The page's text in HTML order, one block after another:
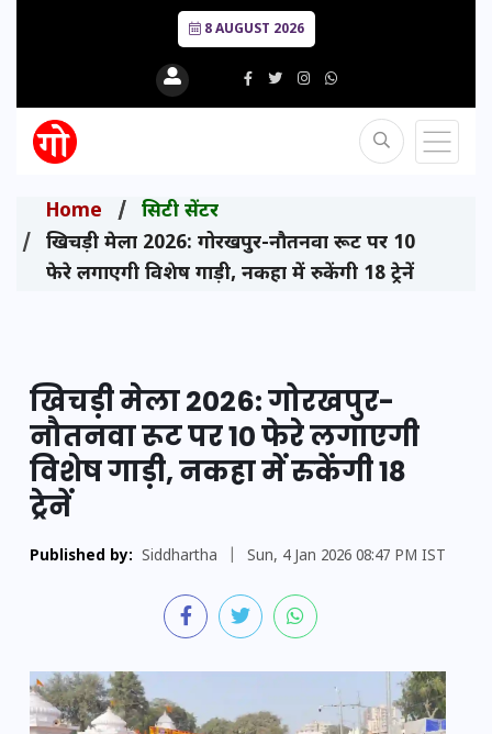
8 AUGUST 2026
Home
सिटी सेंटर
खिचड़ी मेला 2026: गोरखपुर-नौतनवा रूट पर 10
फेरे लगाएगी विशेष गाड़ी, नकहा में रुकेंगी 18 ट्रेनें
खिचड़ी मेला 2026: गोरखपुर-
नौतनवा रूट पर 10 फेरे लगाएगी
विशेष गाड़ी, नकहा में रुकेंगी 18
ट्रेनें
Published by: Siddhartha Sun, 4 Jan 2026 08:47 PM IST